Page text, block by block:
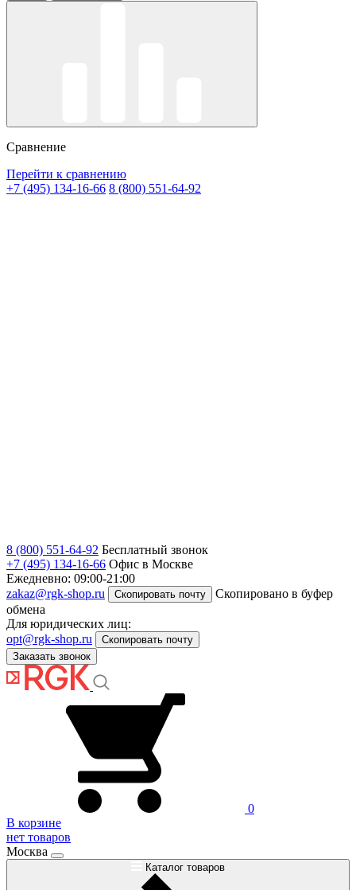
Сравнение
Перейти к сравнению
+7 (495) 134-16-66 8 (800) 551-64-92
8 (800) 551-64-92 Бесплатный звонок
+7 (495) 134-16-66 Офис в Москве
Ежедневно: 09:00-21:00
zakaz@rgk-shop.ru
Скопировать почту
Скопировано в буфер
обмена
Для юридических лиц:
opt@rgk-shop.ru
Скопировать почту
Заказать звонок
0
В корзине
нет товаров
Москва
Каталог товаров